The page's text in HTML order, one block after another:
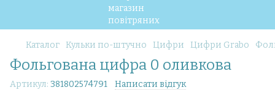
Каталог Кульки по-штучно Цифри Цифри Grabo
Фольгована цифра 0 оливкова
Артикул: 381802574791 Написати відгук